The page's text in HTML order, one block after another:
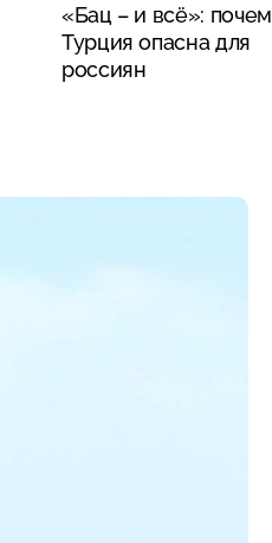
«Бац – и всё»:
Турция опасна для
россиян